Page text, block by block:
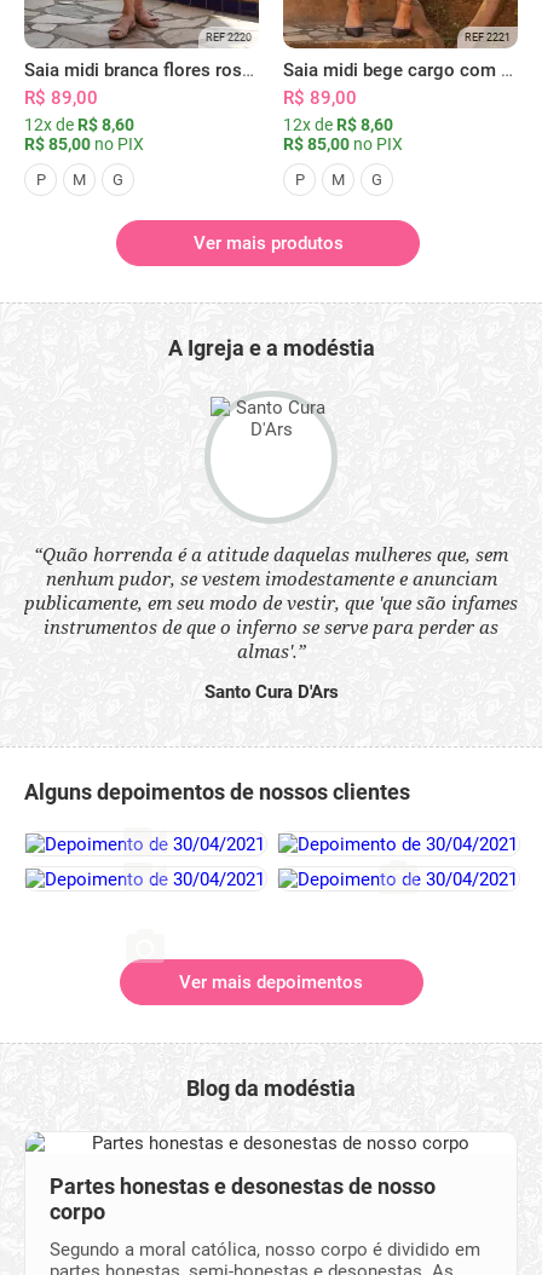
REF 2220
Saia midi branca flores rosas com bolsos
R$ 89,00
12x de R$ 8,60
R$ 85,00 no PIX
P M G
REF 2221
Saia midi bege cargo com bolsos
R$ 89,00
12x de R$ 8,60
R$ 85,00 no PIX
P M G
Ver mais produtos
A Igreja e a modéstia
“Quão horrenda é a atitude daquelas mulheres que, sem
nenhum pudor, se vestem imodestamente e anunciam
publicamente, em seu modo de vestir, que 'que são infames
instrumentos de que o inferno se serve para perder as
almas'.”
Santo Cura D'Ars
Alguns depoimentos de nossos clientes
Ver mais depoimentos
Blog da modéstia
Partes honestas e desonestas de nosso
corpo
Segundo a moral católica, nosso corpo é dividido em